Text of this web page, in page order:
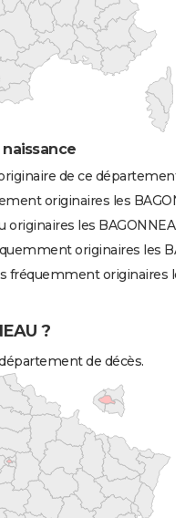
naissance
de ce département
originaires les
les BAGONNEAU
originaires les
fréquemment originaires
?
de décès.